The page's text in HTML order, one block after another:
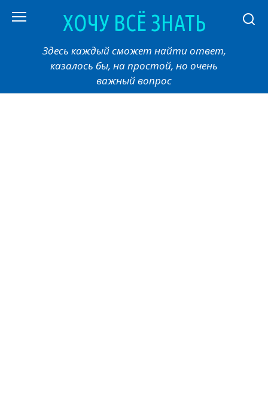
ХОЧУ ВСЁ ЗНАТЬ
Здесь каждый сможет найти ответ,
казалось бы, на простой, но очень
важный вопрос